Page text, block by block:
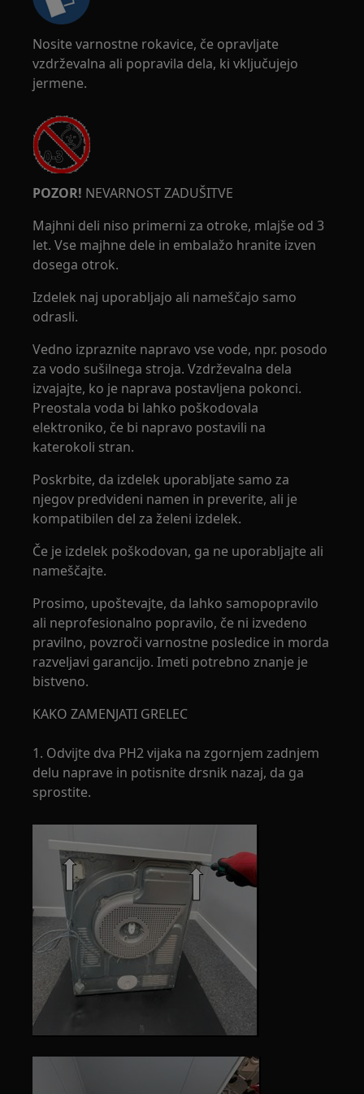
Nosite varnostne rokavice, če opravljate
vzdrževalna ali popravila dela, ki vključujejo
jermene.
POZOR! NEVARNOST ZADUŠITVE
Majhni deli niso primerni za otroke, mlajše od 3
let. Vse majhne dele in embalažo hranite izven
dosega otrok.
Izdelek naj uporabljajo ali nameščajo samo
odrasli.
Vedno izpraznite napravo vse vode, npr. posodo
za vodo sušilnega stroja. Vzdrževalna dela
izvajajte, ko je naprava postavljena pokonci.
Preostala voda bi lahko poškodovala
elektroniko, če bi napravo postavili na
katerokoli stran.
Poskrbite, da izdelek uporabljate samo za
njegov predvideni namen in preverite, ali je
kompatibilen del za želeni izdelek.
Če je izdelek poškodovan, ga ne uporabljajte ali
nameščajte.
Prosimo, upoštevajte, da lahko samopopravilo
ali neprofesionalno popravilo, če ni izvedeno
pravilno, povzroči varnostne posledice in morda
razveljavi garancijo. Imeti potrebno znanje je
bistveno.
KAKO ZAMENJATI GRELEC
1. Odvijte dva PH2 vijaka na zgornjem zadnjem
delu naprave in potisnite drsnik nazaj, da ga
sprostite.